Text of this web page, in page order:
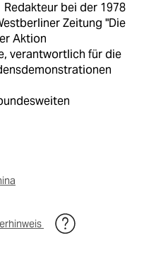
bei der 1978
Zeitung "Die
Aktion
verantwortlich für die